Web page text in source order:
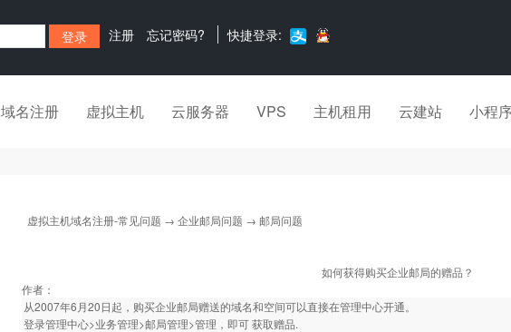
注册 忘记密码? 快捷登录:
域名注册 虚拟主机 云服务器 VPS 主机租用 云建站 小程
虚拟主机域名注册-常见问题 → 企业邮局问题 → 邮局问题
如何获得购买企业邮局的赠品？
作者：
从2007年6月20日起，购买企业邮局赠送的域名和空间可以直接在管理中心开通。
登录管理中心>业务管理>邮局管理>管理，即可 获取赠品.